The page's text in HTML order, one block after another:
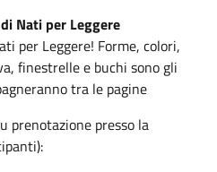
Nati per Leggere
per Leggere! Forme, colori,
finestrelle e buchi sono gli
tra le pagine
prenotazione presso la